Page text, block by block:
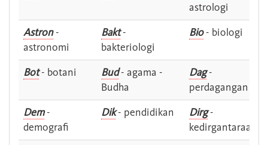
astrologi
Astron-
astronomi
Bakt-
bakteriologi
Bio- biologi
Bot- botani Bud- agama -
Budha
Dag-
perdagangan
Dem-
demografi
Dik- pendidikan Dirg-
kedirgantaraan